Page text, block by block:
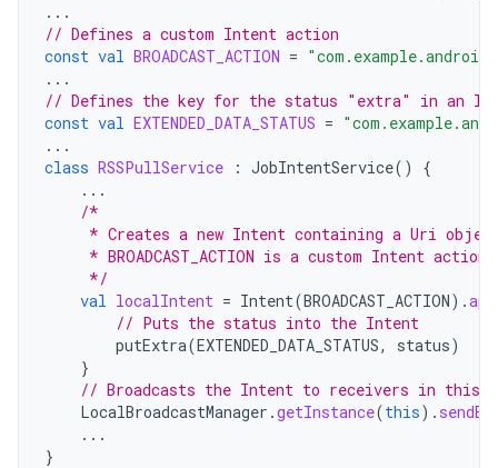
...
// Defines a custom Intent action
const val BROADCAST_ACTION =
...
// Defines the key for the status "extra" in an
const val EXTENDED_DATA_STATUS =
...
class RSSPullService : JobIntentService()
{
...
/*
* Creates a new Intent containing a Uri
     * BROADCAST_ACTION is a custom Intent action
     */
val localIntent = Intent(BROADCAST_ACTION).
// Puts the status into the Intent
putExtra(EXTENDED_DATA_STATUS, status)
}
// Broadcasts the Intent to receivers in this
LocalBroadcastManager .getInstance(this).
...
}